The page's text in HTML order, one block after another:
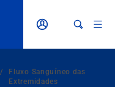
/
Fluxo Sanguíneo das
Extremidades